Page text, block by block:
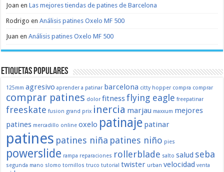
Joan enLas mejores tiendas de patines de Barcelona
Rodrigo enAnálisis patines Oxelo MF 500
Juan enAnálisis patines Oxelo MF 500
Etiquetas populares
125mm agresivo aprender a patinar barcelona citty hopper compra comprar
comprar patines dolor fitnessflying eagle freepatinar
freeskate fusion grand prix inercia marjau maxxum mejores
patines mercadillo online oxelo patinaje patinar
patines patines niña patines niño pies
powerslide rampa reparaciones rollerblade salto salud seba
segunda mano slomo tornillos truco tutorial twister urban velocidad venta